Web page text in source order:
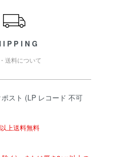
送料について
スト (LP レコード 不可
上送料無料